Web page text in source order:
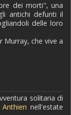
dei morti", una
antichi defunti il
delle loro
Murray, che vive a
solitaria di
Anthien nell'estate